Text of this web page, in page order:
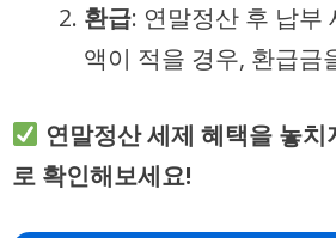
환급: 연말정산 후 납부
액이 적을 경우, 환급금
연말정산 세제 혜택을 놓
로 확인해보세요!